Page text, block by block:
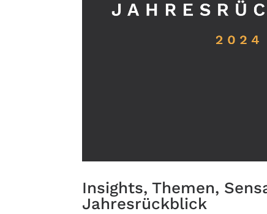
Insights, Themen,
Jahresrückblick